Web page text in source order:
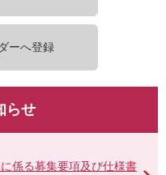
ーへ登録
らせ
係る募集要項及び仕様書